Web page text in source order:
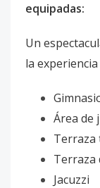
equipadas:
Un
la
Área de
Terraza
Terraza
Jacuzzi